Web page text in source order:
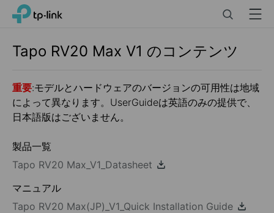
Click
navigation
TP-Link, Reliably Smart Menu
Tapo RV20 Max V1 のコンテンツ
重要:モデルとハードウェアのバージョンの可用性は地域
によって異なります。UserGuideは英語のみの提供で、
日本語版はございません。
製品一覧
Tapo RV20 Max_V1_Datasheet
マニュアル
Tapo RV20 Max(JP)_V1_Quick Installation Guide